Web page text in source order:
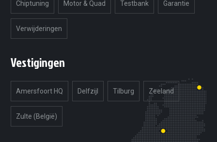
Chiptuning Motor & Quad Testbank Garantie
Verwijderingen
Vestigingen
Amersfoort HQ Delfzijl Tilburg Zeeland
Zulte (België)